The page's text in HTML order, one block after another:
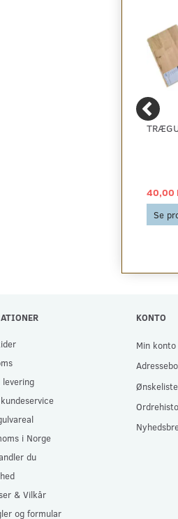
40,00
Se
levering
i Norge
du
& Vilkår
og formular
KONTO
Min konto
Ønskeliste